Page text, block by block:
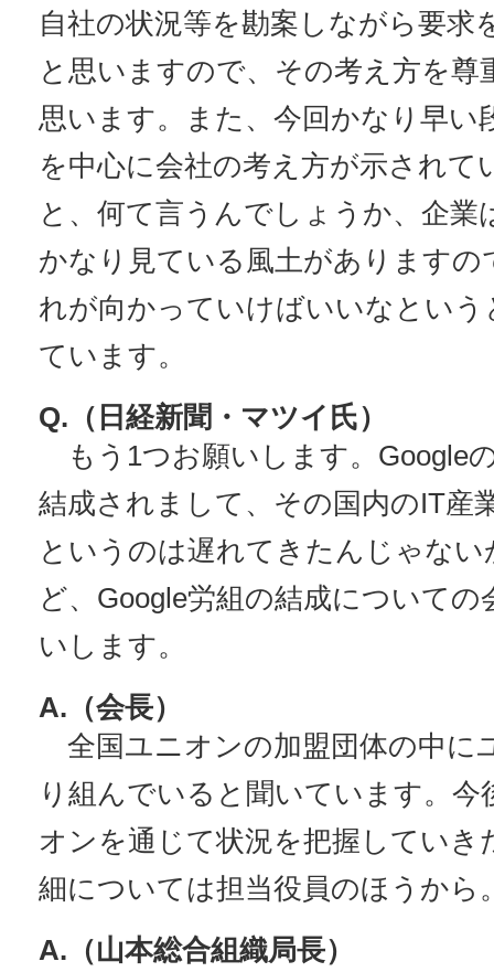
自社の状況等を勘案しながら要求
と思いますので、その考え方を尊
思います。また、今回かなり早い
を中心に会社の考え方が示されて
と、何て言うんでしょうか、企業
かなり見ている風土がありますの
れが向かっていけばいいなとい
ています。
Q.（日経新聞・マツイ氏）
もう1つお願いします。Google
結成されまして、その国内のIT産
というのは遅れてきたんじゃな
ど、Google労組の結成について
いします。
A.（会長）
全国ユニオンの加盟団体の中に
り組んでいると聞いています。今
オンを通じて状況を把握していき
細については担当役員のほうから
A.（山本総合組織局長）